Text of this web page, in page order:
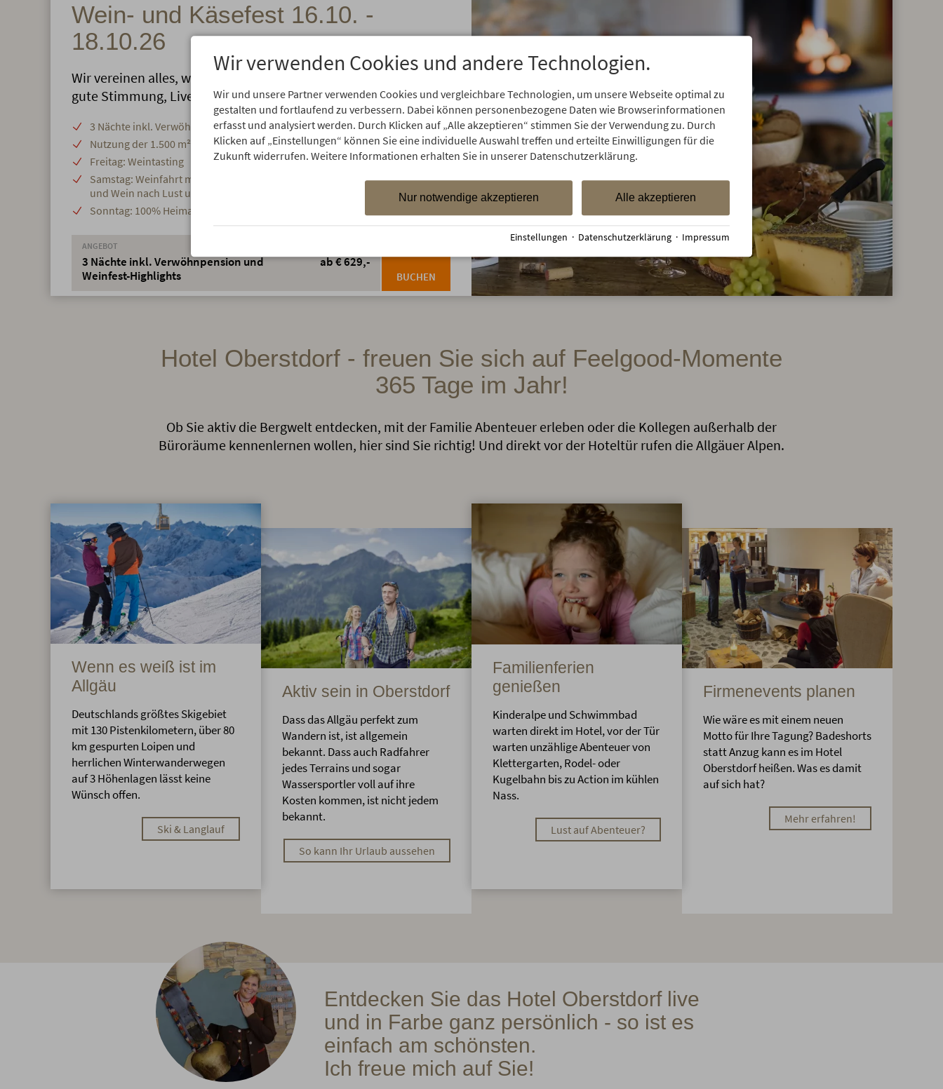
Wein- und Käsefest 16.10. -
18.10.26
Wir vereinen alles, was ein gutes Weinfest braucht: feine Weine,
gute Stimmung, Livemusik und viel Genuss.
3 Nächte inkl. Verwöhnpension
Nutzung der 1.500 m²Alpen Wellnesswelt
Freitag: Weintasting
Samstag: Weinfahrt mit dem Marktbähnle sowie Weinabend mit Live-Musik
und Wein nach Lust und Laune
Sonntag: 100% Heimat-Markt
ANGEBOT
3 Nächte inkl. Verwöhnpension und
Weinfest-Highlights
ab € 629,-
BUCHEN
Hotel Oberstdorf - freuen Sie sich auf Feelgood-Momente
365 Tage im Jahr!
Ob Sie aktiv die Bergwelt entdecken, mit der Familie Abenteuer erleben oder die Kollegen außerhalb der
Büroräume kennenlernen wollen, hier sind Sie richtig! Und direkt vor der Hoteltür rufen die Allgäuer Alpen.
Wenn es weiß ist im
Allgäu
Deutschlands größtes Skigebiet
mit 130 Pistenkilometern, über 80
km gespurten Loipen und
herrlichen Winterwanderwegen
auf 3 Höhenlagen lässt keine
Wünsch offen.
Ski & Langlauf
Aktiv sein in Oberstdorf
Dass das Allgäu perfekt zum
Wandern ist, ist allgemein
bekannt. Dass auch Radfahrer
jedes Terrains und sogar
Wassersportler voll auf ihre
Kosten kommen, ist nicht jedem
bekannt.
So kann Ihr Urlaub aussehen
Familienferien
genießen
Kinderalpe und Schwimmbad
warten direkt im Hotel, vor der Tür
warten unzählige Abenteuer von
Klettergarten, Rodel- oder
Kugelbahn bis zu Action im kühlen
Nass.
Lust auf Abenteuer?
Firmenevents planen
Wie wäre es mit einem neuen
Motto für Ihre Tagung? Badeshorts
statt Anzug kann es im Hotel
Oberstdorf heißen. Was es damit
auf sich hat?
Mehr erfahren!
Entdecken Sie das Hotel Oberstdorf live
und in Farbe ganz persönlich - so ist es
einfach am schönsten.
Ich freue mich auf Sie!
Wir verwenden Cookies und andere Technologien.
Wir und unsere Partner verwenden Cookies und vergleichbare Technologien, um unsere Webseite optimal zu
gestalten und fortlaufend zu verbessern. Dabei können personenbezogene Daten wie Browserinformationen
erfasst und analysiert werden. Durch Klicken auf „Alle akzeptieren“ stimmen Sie der Verwendung zu. Durch
Klicken auf „Einstellungen“ können Sie eine individuelle Auswahl treffen und erteilte Einwilligungen für die
Zukunft widerrufen. Weitere Informationen erhalten Sie in unserer Datenschutzerklärung.
Alle akzeptieren
Nur notwendige akzeptieren
Einstellungen · Datenschutzerklärung · Impressum